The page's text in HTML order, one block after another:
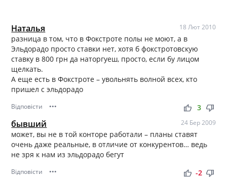
Наталья 18 Лют 2010
разница в том, что в Фокстроте полы не моют, а в
Эльдорадо просто ставки нет, хотя б фокстротовскую
ставку в 800 грн да наторгуеш, просто, если бу лицом
щелкать.
А еще есть в Фокстроте – увольнять волной всех, кто
пришел с эльдорадо
Відповісти ••• thumb_up thumb_down
3
бывший 24 Бер 2009
может, вы не в той конторе работали – планы ставят
очень даже реальные, в отличие от конкурентов… ведь
не зря к нам из эльдорадо бегут
Відповісти ••• thumb_up thumb_down
-2